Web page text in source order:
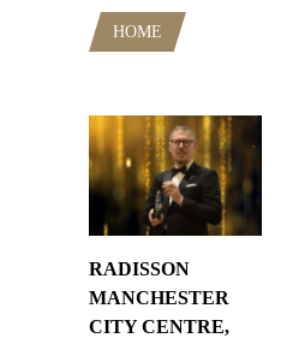
HOME
RADISSON
MANCHESTER
CITY CENTRE,